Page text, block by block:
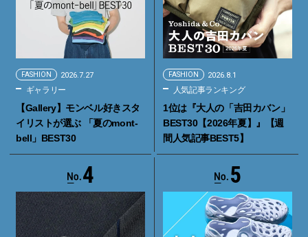
FASHION 2026.7.27
ギャラリー
【Gallery】モンベル好きスタ
イリストが選ぶ 「夏のmont-
bell」BEST30
FASHION 2026.8.1
人気記事ランキング
1位は『大人の「吉田カバン」
BEST30【2026年夏】』【週
間人気記事BEST5】
4 5